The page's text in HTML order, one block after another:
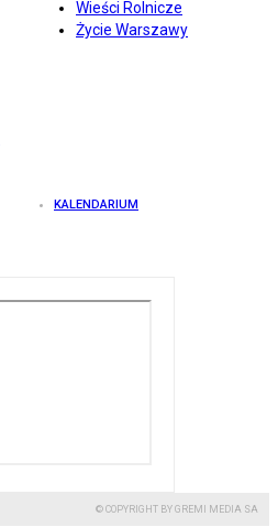
Wieści Rolnicze
Życie Warszawy
KALENDARIUM
© COPYRIGHT BY GREMI MEDIA SA